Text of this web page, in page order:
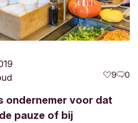
9 0
ondernemer voor dat
pauze of bij